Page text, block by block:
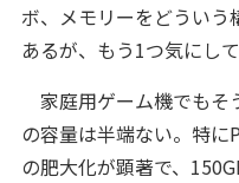
ボ、メモリーをどうい
あるが、もう1つ気にし
家庭用ゲーム機でもそ
の容量は半端ない。特に
の肥大化が顕著で、